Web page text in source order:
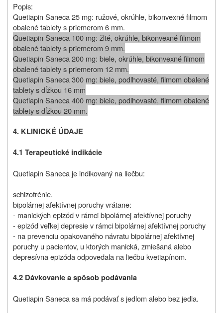
Popis:
Quetiapin Saneca 25 mg: ružové, okrúhle, bikonvexné filmom
obalené tablety s priemerom 6 mm.
Quetiapin Saneca 100 mg: žlté, okrúhle, bikonvexné filmom
obalené tablety s priemerom 9 mm.
Quetiapin Saneca 200 mg: biele, okrúhle, bikonvexné filmom
obalené tablety s priemerom 12 mm.
Quetiapin Saneca 300 mg: biele, podlhovasté, filmom obalené
tablety s dĺžkou 16 mm
Quetiapin Saneca 400 mg: biele, podlhovasté, filmom obalené
tablety s dĺžkou 20 mm.
4. KLINICKÉ ÚDAJE
4.1 Terapeutické indikácie
Quetiapin Saneca je indikovaný na liečbu:
schizofrénie.
bipolárnej afektívnej poruchy vrátane:
- manických epizód v rámci bipolárnej afektívnej poruchy
- epizód veľkej depresie v rámci bipolárnej afektívnej poruchy
- na prevenciu opakovaného návratu bipolárnej afektívnej
poruchy u pacientov, u ktorých manická, zmiešaná alebo
depresívna epizóda odpovedala na liečbu kvetiapínom.
4.2 Dávkovanie a spôsob podávania
Quetiapin Saneca sa má podávať s jedlom alebo bez jedla.